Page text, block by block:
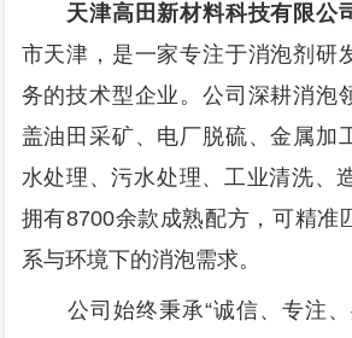
天津高田新材料科技有限公
市天津，是一家专注于消泡剂研
务的技术型企业。公司深耕消泡
盖油田采矿、电厂脱硫、金属加
水处理、污水处理、工业清洗、
拥有8700余款成熟配方，可精准
系与环境下的消泡需求。
公司始终秉承“诚信、专注、